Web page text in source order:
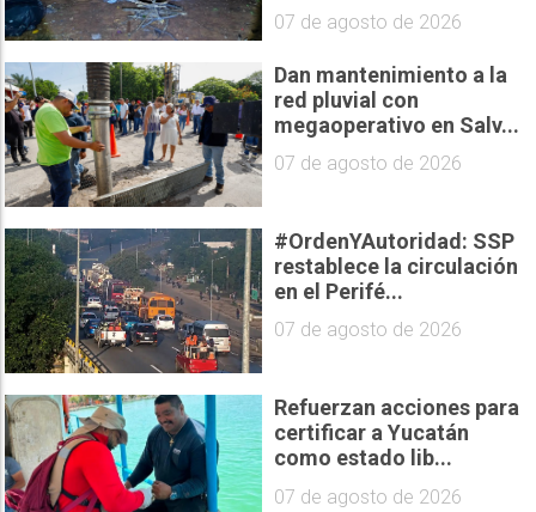
07 de agosto de 2026
Dan mantenimiento a la
red pluvial con
megaoperativo en Salv...
07 de agosto de 2026
#OrdenYAutoridad: SSP
restablece la circulación
en el Perifé...
07 de agosto de 2026
Refuerzan acciones para
certificar a Yucatán
como estado lib...
07 de agosto de 2026